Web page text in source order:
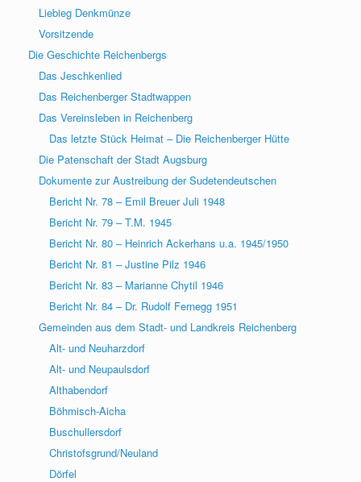
Liebieg Denkmünze
Vorsitzende
Die Geschichte Reichenbergs
Das Jeschkenlied
Das Reichenberger Stadtwappen
Das Vereinsleben in Reichenberg
Das letzte Stück Heimat – Die Reichenberger Hütte
Die Patenschaft der Stadt Augsburg
Dokumente zur Austreibung der Sudetendeutschen
Bericht Nr. 78 – Emil Breuer Juli 1948
Bericht Nr. 79 – T.M. 1945
Bericht Nr. 80 – Heinrich Ackerhans u.a. 1945/1950
Bericht Nr. 81 – Justine Pilz 1946
Bericht Nr. 83 – Marianne Chytil 1946
Bericht Nr. 84 – Dr. Rudolf Fernegg 1951
Gemeinden aus dem Stadt- und Landkreis Reichenberg
Alt- und Neuharzdorf
Alt- und Neupaulsdorf
Althabendorf
Böhmisch-Aicha
Buschullersdorf
Christofsgrund/Neuland
Dörfel